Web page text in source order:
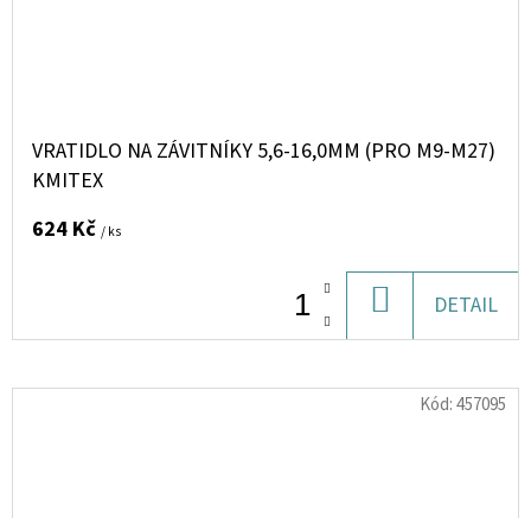
VRATIDLO NA ZÁVITNÍKY 5,6-16,0MM (PRO M9-M27)
KMITEX
624 Kč / ks
KOŠÍKU
DETAIL
Kód:457095